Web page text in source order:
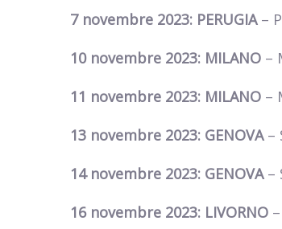
7 novembre 2023: PERUGIA –
10 novembre 2023: MILANO –
11 novembre 2023: MILANO –
13 novembre 2023: GENOVA–
14 novembre 2023: GENOVA –
16 novembre 2023: LIVORNO